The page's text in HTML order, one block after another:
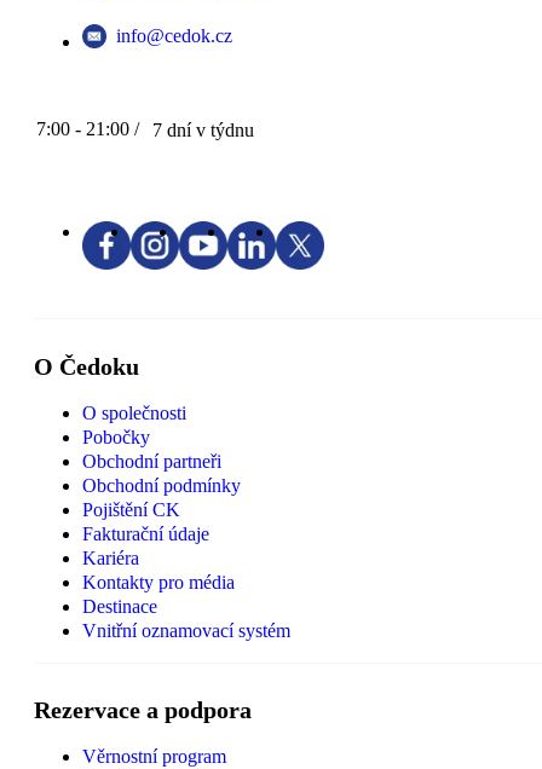
info@cedok.cz
7:00 - 21:00 / 7 dní v týdnu
O Čedoku
O společnosti
Pobočky
Obchodní partneři
Obchodní podmínky
Pojištění CK
Fakturační údaje
Kariéra
Kontakty pro média
Destinace
Vnitřní oznamovací systém
Rezervace a podpora
Věrnostní program